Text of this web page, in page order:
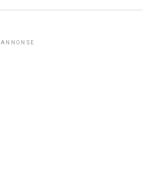
ANNONSE